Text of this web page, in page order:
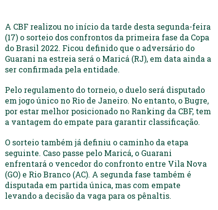
A CBF realizou no início da tarde desta segunda-feira
(17) o sorteio dos confrontos da primeira fase da Copa
do Brasil 2022. Ficou definido que o adversário do
Guarani na estreia será o Maricá (RJ), em data ainda a
ser confirmada pela entidade.
Pelo regulamento do torneio, o duelo será disputado
em jogo único no Rio de Janeiro. No entanto, o Bugre,
por estar melhor posicionado no Ranking da CBF, tem
a vantagem do empate para garantir classificação.
O sorteio também já definiu o caminho da etapa
seguinte. Caso passe pelo Maricá, o Guarani
enfrentará o vencedor do confronto entre Vila Nova
(GO) e Rio Branco (AC). A segunda fase também é
disputada em partida única, mas com empate
levando a decisão da vaga para os pênaltis.